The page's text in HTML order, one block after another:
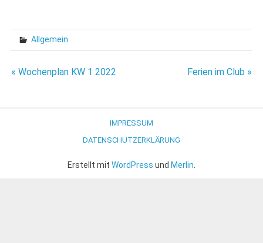
Allgemein
Beitragsnavigation
« Wochenplan KW 1 2022 Ferien im Club »
IMPRESSUM
DATENSCHUTZERKLÄRUNG
Erstellt mit WordPress und Merlin